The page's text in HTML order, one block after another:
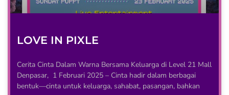
LOVE IN PIXLE
Cerita Cinta Dalam Warna Bersama Keluarga di Level 21 Mall
Denpasar, 1 Februari 2025 – Cinta hadir dalam berbagai
bentuk—cinta untuk keluarga, sahabat, pasangan, bahkan